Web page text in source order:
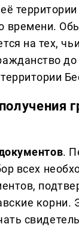
времени.
на тех,
до
.
всех
корни.